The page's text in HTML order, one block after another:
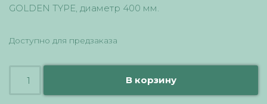
GOLDEN TYPE, диаметр 400 мм.
Доступно для предзаказа
В корзину